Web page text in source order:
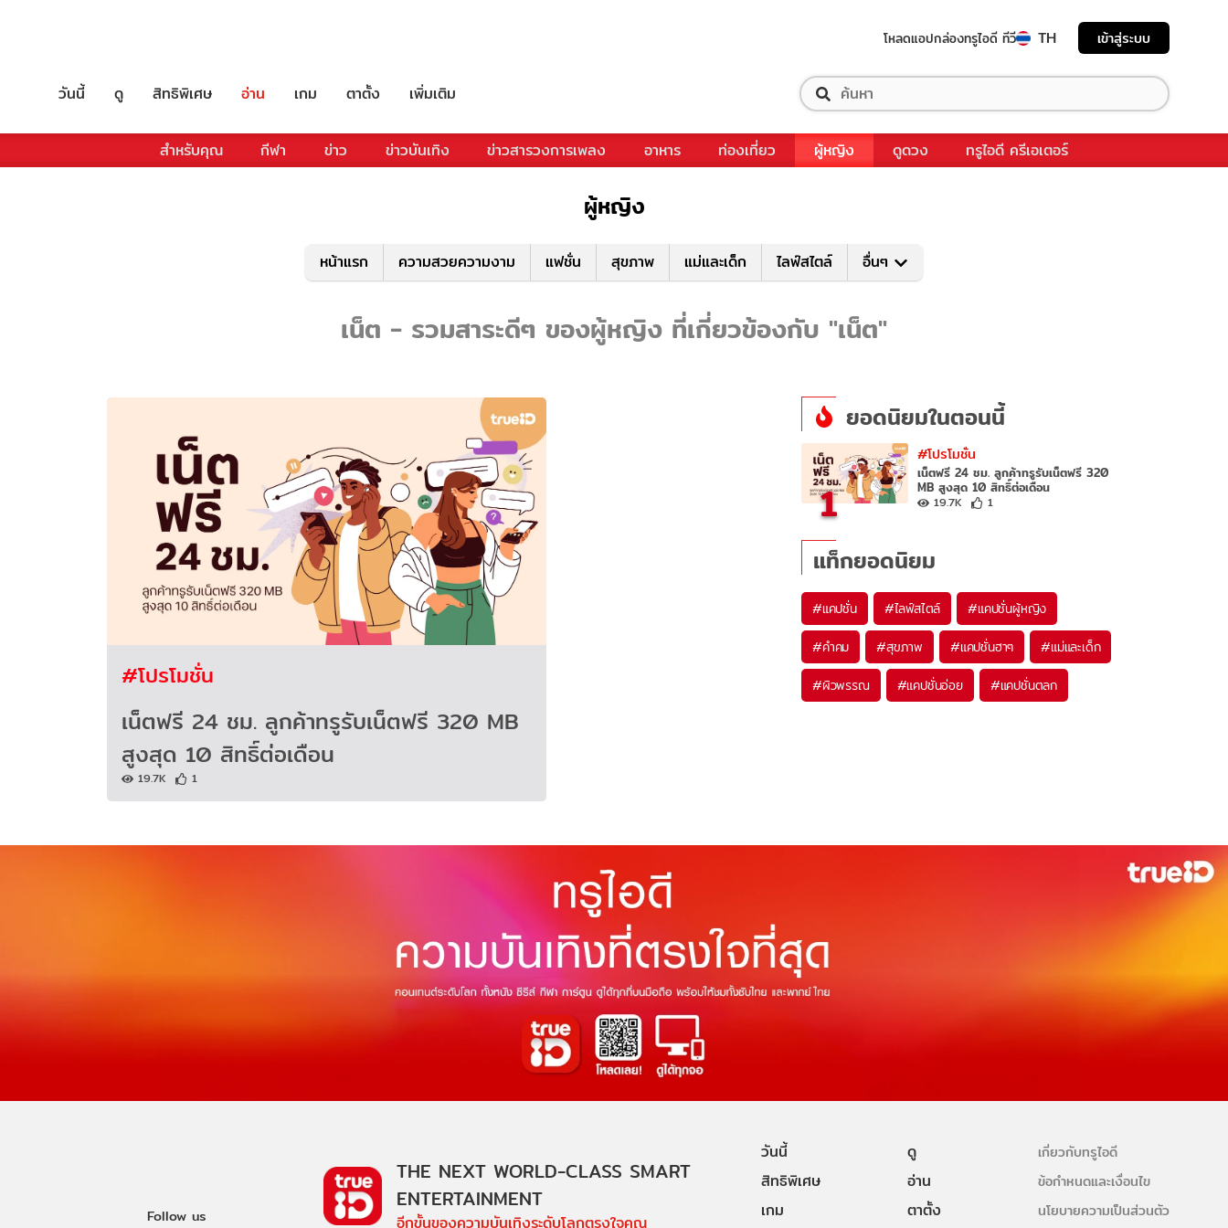
โหลดแอปกล่องทรูไอดี ทีวี TH เข้าสู่ระบบ
วันนี้ ดู สิทธิพิเศษ อ่าน เกม ตาตั้ง เพิ่มเติม
สำหรับคุณ กีฬา ข่าว ข่าวบันเทิง ข่าวสารวงการเพลง อาหาร ท่องเที่ยว ผู้หญิง ดูดวง ทรูไอดี ครีเอเตอร์
ผู้หญิง
หน้าแรก ความสวยความงาม แฟชั่น สุขภาพ แม่และเด็ก ไลฟ์สไตล์ อื่นๆ
เน็ต - รวมสาระดีๆ ของผู้หญิง ที่เกี่ยวข้องกับ "เน็ต"
#โปรโมชั่น
เน็ตฟรี 24 ชม. ลูกค้าทรูรับเน็ตฟรี 320 MB
สูงสุด 10 สิทธิ์ต่อเดือน
19.7K 1
ยอดนิยมในตอนนี้
1
#โปรโมชั่น
เน็ตฟรี 24 ชม. ลูกค้าทรูรับเน็ตฟรี 320
MB สูงสุด 10 สิทธิ์ต่อเดือน
19.7K 1
แท็กยอดนิยม
#แคปชั่น #ไลฟ์สไตล์ #แคปชั่นผู้หญิง
#คำคม #สุขภาพ #แคปชั่นฮาๆ #แม่และเด็ก
#ผิวพรรณ #แคปชั่นอ่อย #แคปชั่นตลก
Follow us
THE NEXT WORLD-CLASS SMART
ENTERTAINMENT
อีกขั้นของความบันเทิงระดับโลกตรงใจคุณ
วันนี้
ดู
สิทธิพิเศษ
อ่าน
เกม
ตาตั้ง
เกี่ยวกับทรูไอดี
ข้อกำหนดและเงื่อนไข
นโยบายความเป็นส่วนตัว